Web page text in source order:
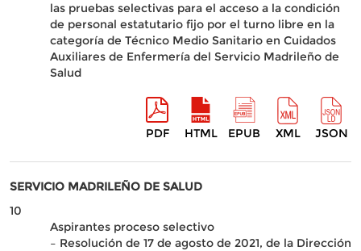
las pruebas selectivas para el acceso a la condición
de personal estatutario fijo por el turno libre en la
categoría de Técnico Medio Sanitario en Cuidados
Auxiliares de Enfermería del Servicio Madrileño de
Salud
PDF HTML EPUB XML JSON
SERVICIO MADRILEÑO DE SALUD
10
Aspirantes proceso selectivo
– Resolución de 17 de agosto de 2021, de la Dirección